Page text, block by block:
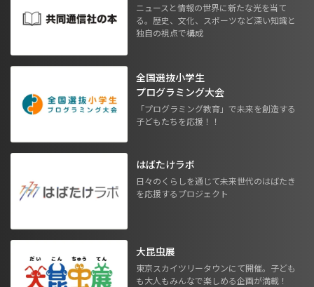
ニュースと情報の世界に新たな光を当て
る。歴史、文化、スポーツなど深い知識と
独自の視点で構成
全国選抜小学生
プログラミング大会
「プログラミング教育」で未来を創造する
子どもたちを応援！！
はばたけラボ
日々のくらしを通じて未来世代のはばたき
を応援するプロジェクト
大昆虫展
東京スカイツリータウンにて開催。子ども
も大人もみんなで楽しめる企画が満載！